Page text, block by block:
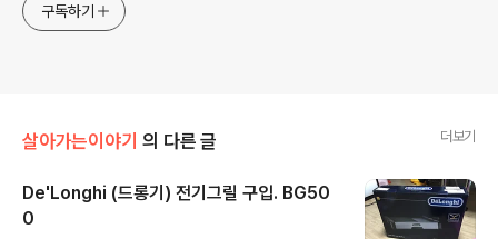
구독하기
살아가는이야기 의 다른 글 더보기
De'Longhi (드롱기) 전기그릴 구입. BG50
0